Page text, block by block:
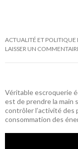
ACTUALITÉ ET
LAISSER UN
Véritable escroquerie
est de prendre la main
contrôler l’activité des
consommation des